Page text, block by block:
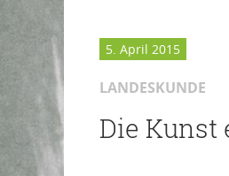
5. April 2015
LANDESKUNDE
Die Kunst